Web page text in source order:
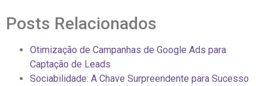
Posts Relacionados
Otimização de Campanhas de Google Ads para
Captação de Leads
Sociabilidade: A Chave Surpreendente para Sucesso